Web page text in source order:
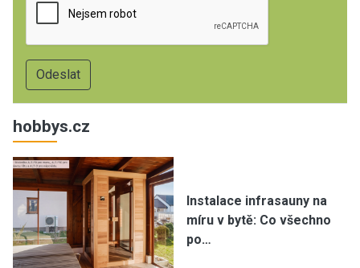
hobbys.cz
Instalace infrasauny na
míru v bytě: Co všechno
po…